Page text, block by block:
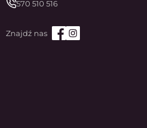
570 510 516